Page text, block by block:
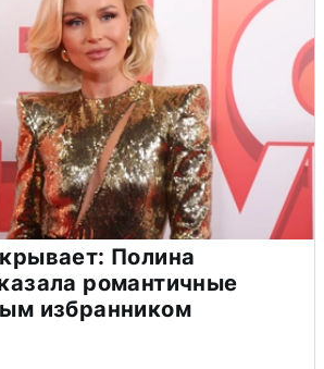
Полина
романтичные
избранником